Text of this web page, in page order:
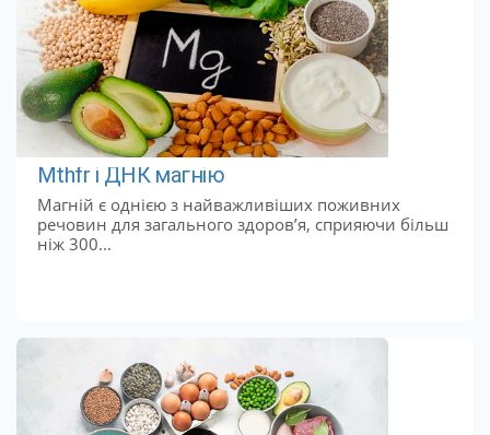
Mthfr і ДНК магнію
Магній є однією з найважливіших поживних
речовин для загального здоров’я, сприяючи більш
ніж 300...